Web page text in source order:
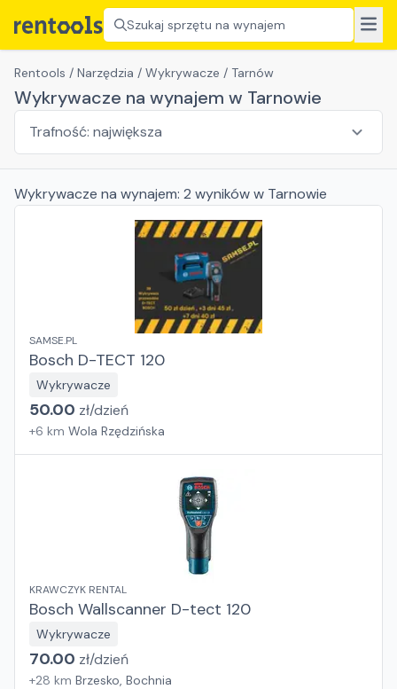
Szukaj sprzętu na wynajem
Rentools / Narzędzia / Wykrywacze / Tarnów
Wykrywacze na wynajem w Tarnowie
Wykrywacze na wynajem: 2 wynikóww Tarnowie
SAMSE.PL
Bosch D-TECT 120
Wykrywacze
50.00 zł/dzień
+6 km Wola Rzędzińska
KRAWCZYK RENTAL
Bosch Wallscanner D-tect 120
Wykrywacze
70.00 zł/dzień
+28 km Brzesko, Bochnia